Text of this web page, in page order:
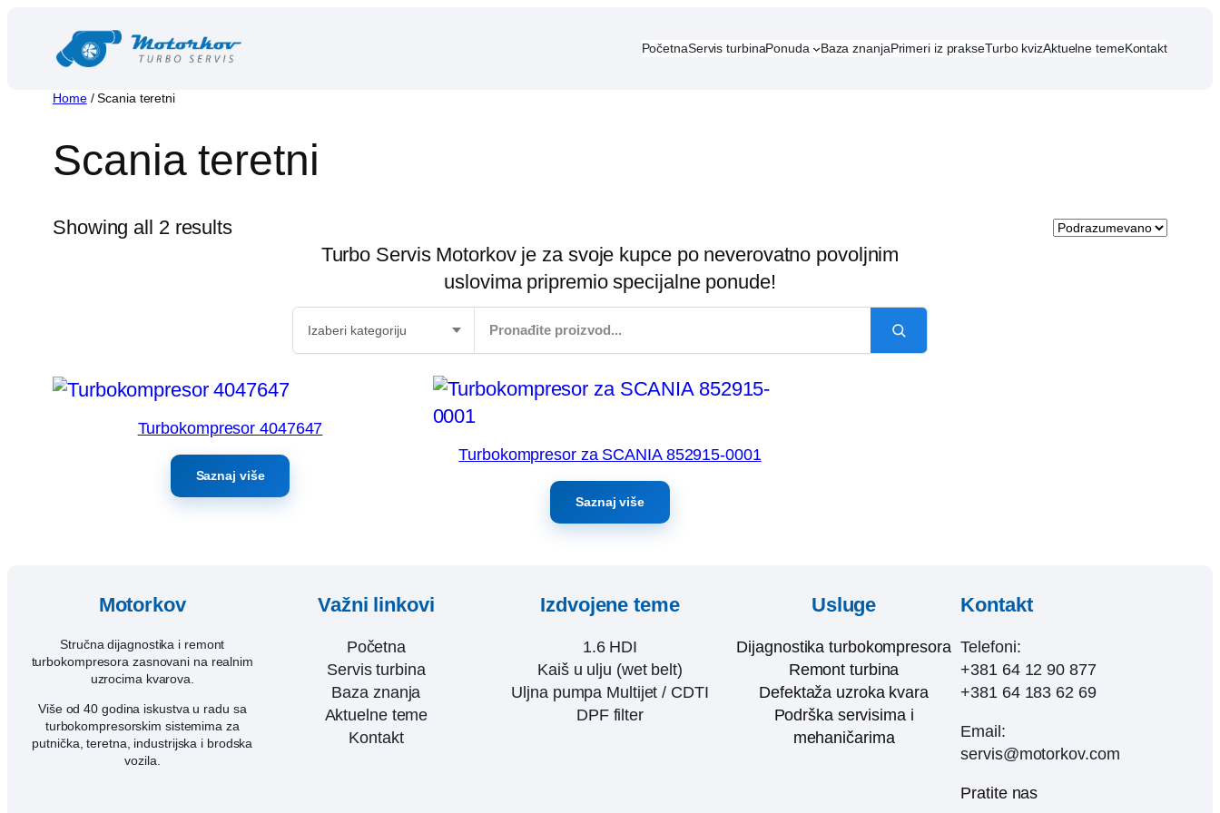
content
PočetnaServis turbinaPonuda Baza znanjaPrimeri iz prakseTurbo kvizAktuelne temeKontakt
Home/ Scania teretni
Scania teretni
Showing all 2 results
Turbo Servis Motorkov je za svoje kupce po neverovatno povoljnim
uslovima pripremio specijalne ponude!
Turbokompresor 4047647
Saznaj više
Turbokompresor za SCANIA 852915-0001
Saznaj više
Motorkov
Stručna dijagnostika i remont
turbokompresora zasnovani na realnim
uzrocima kvarova.
Više od 40 godina iskustva u radu sa
turbokompresorskim sistemima za
putnička, teretna, industrijska i brodska
vozila.
Važni linkovi
Početna
Servis turbina
Baza znanja
Aktuelne teme
Kontakt
Izdvojene teme
1.6 HDI
Kaiš u ulju (wet belt)
Uljna pumpa Multijet / CDTI
DPF filter
Usluge
Dijagnostika turbokompresora
Remont turbina
Defektaža uzroka kvara
Podrška servisima i
mehaničarima
Kontakt
Telefoni:
+381 64 12 90 877
+381 64 183 62 69
Email:
servis@motorkov.com
Pratite nas